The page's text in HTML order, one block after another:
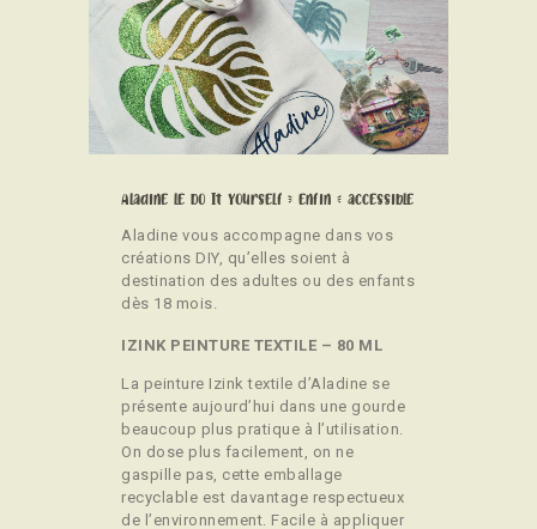
CONTACT
Aladine le Do It Yourself ( enfin ) accessible
Aladine vous accompagne dans vos
créations DIY, qu’elles soient à
destination des adultes ou des enfants
dès 18 mois.
IZINK PEINTURE TEXTILE – 80 ML
La peinture Izink textile d’Aladine se
présente aujourd’hui dans une gourde
beaucoup plus pratique à l’utilisation.
On dose plus facilement, on ne
gaspille pas, cette emballage
recyclable est davantage respectueux
de l’environnement. Facile à appliquer